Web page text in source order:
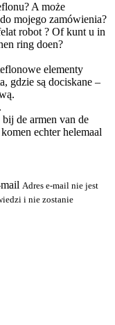
A może
mojego zamówienia?
robot ? Of kunt u in
ring doen?
elementy
gdzie są dociskane –
de armen van de
echter helemaal
Adres e-mail nie jest
i nie zostanie